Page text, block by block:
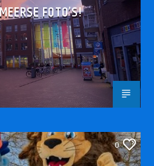
FOTO’S!
0